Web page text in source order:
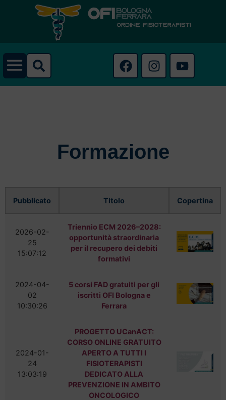
Cos'è l'ordine
Organi istituzionali
Regolamenti
Storia
PROFESSIONE
Il profilo
professionale
Formazione
Pubblicato Titolo Copertina
2026-02-
25
15:07:12
Triennio ECM 2026–2028:
opportunità straordinaria
per il recupero dei debiti
formativi
2024-04-
02
10:30:26
5 corsi FAD gratuiti per gli
iscritti OFI Bologna e
Ferrara
2024-01-
24
13:03:19
PROGETTO UCanACT:
CORSO ONLINE GRATUITO
APERTO A TUTTI I
FISIOTERAPISTI
DEDICATO ALLA
PREVENZIONE IN AMBITO
ONCOLOGICO